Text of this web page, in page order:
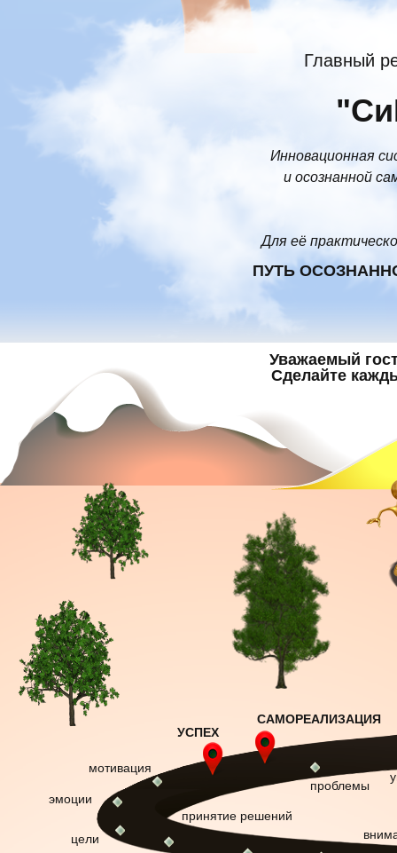
Главный
Инновационная
и осознанной
Для её
ПУТЬ
Уважаемый
Сделайте
проблемы
САМОРЕАЛИЗАЦИЯ
УСПЕХ
мотивация
принятие решений
эмоции
цели